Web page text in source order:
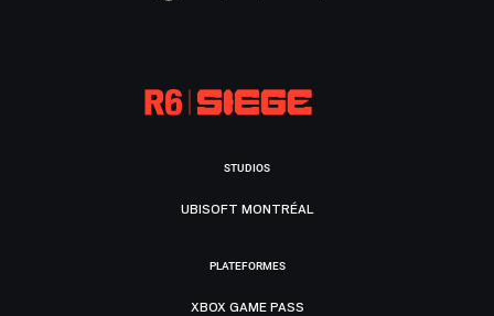
STUDIOS
UBISOFT MONTRÉAL
PLATEFORMES
XBOX GAME PASS